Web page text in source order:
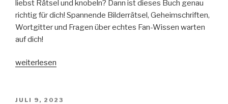
liebst Rätsel und knobeln? Dann ist dieses Buch genau
richtig für dich! Spannende Bilderrätsel, Geheimschriften,
Wortgitter und Fragen über echtes Fan-Wissen warten
auf dich!
„Die
magischen
weiterlesen
VERÖFFENTLICHT
JULI 9, 2023